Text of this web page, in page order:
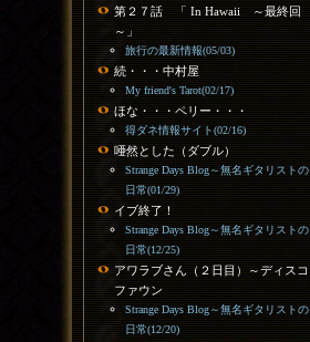
第２７話 「 In Hawaii ～最終回
～」
旅行の最新情報(05/03)
続・・・中村屋
My friend's Tarot(02/17)
ほな・・・ペリー・・・
得ダネ情報サイト(02/16)
唖然とした（ダブル）
Strange Days Blog～無名ギタリストの
日常(01/29)
イブ終了！
Strange Days Blog～無名ギタリストの
日常(12/25)
アワラブさん（２日目）～ディスコ
ファウン
Strange Days Blog～無名ギタリストの
日常(12/20)